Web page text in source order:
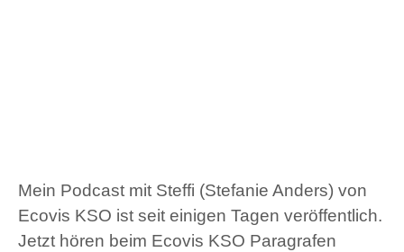
Mein Podcast mit Steffi (Stefanie Anders) von
Ecovis KSO ist seit einigen Tagen veröffentlich.
Jetzt hören beim Ecovis KSO Paragrafen